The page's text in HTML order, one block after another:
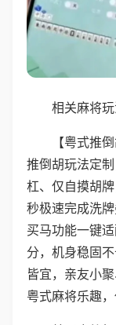
相关麻将
【粤式推
推倒胡玩法定
杠、仅自摸胡
秒极速完成洗
买马功能一键
分，机身稳固
皆宜，亲友小
粤式麻将乐趣，